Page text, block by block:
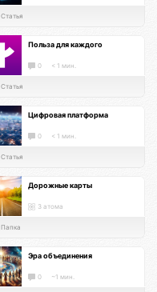
Статья
Польза для каждого
0 < 1 мин.
Статья
Цифровая платформа
0 < 1 мин.
Статья
Дорожные карты
3 атома
Папка
Эра объединения
0 ~1 мин.